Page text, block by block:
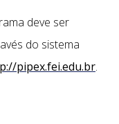
deve ser
do sistema
pipex.fei.edu.br.